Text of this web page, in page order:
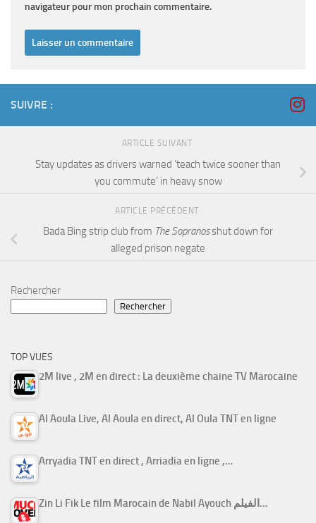
navigateur pour mon prochain commentaire.
SUIVRE :
ARTICLE SUIVANT
Stay updates as drivers warned ‘teach twice sooner than
you commute’ in heavy snow
ARTICLE PRÉCÉDENT
Bada Bing strip club from The Sopranosshut down for
alleged prison negate
Rechercher
Rechercher
TOP VUES
2M live , 2M en direct : La deuxième chaine TV Marocaine
Al Aoula Live, Al Aoula en direct, Al Oula TNT en ligne
Arryadia TNT en direct , Arriadia en ligne ,…
Zin Li Fik Le film Marocain de Nabil Ayouch الفيلم…